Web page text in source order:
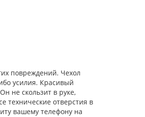
повреждений. Чехол
усилия. Красивый
не скользит в руке,
технические отверстия в
вашему телефону на